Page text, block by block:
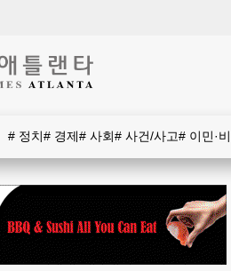
# 정치# 경제# 사회# 사건/사고# 이민·